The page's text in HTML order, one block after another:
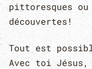
pittoresques ou
découvertes!
Tout est
Avec toi